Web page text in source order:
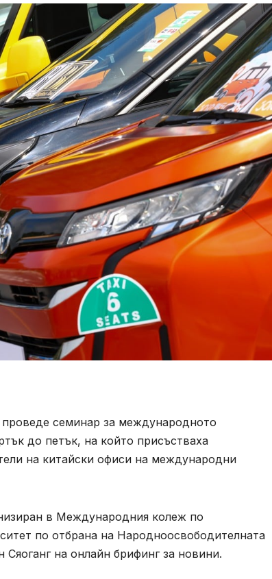
семинар за международното
до петък, на който присъстваха
на китайски офиси на международни
в Международния колеж по
по отбрана на Народноосвободителната
на онлайн брифинг за новини.